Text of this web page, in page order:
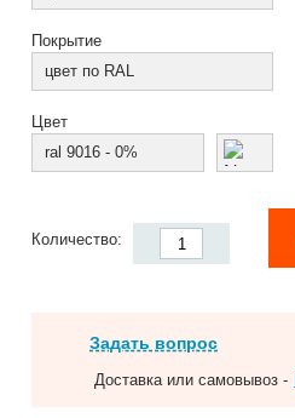
Покрытие
цвет по RAL
Цвет
ral 9016 - 0%
Количество:
Задать вопрос
Доставка или самовывоз -